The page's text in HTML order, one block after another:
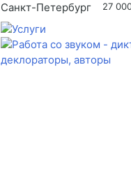
Санкт-Петербург
27